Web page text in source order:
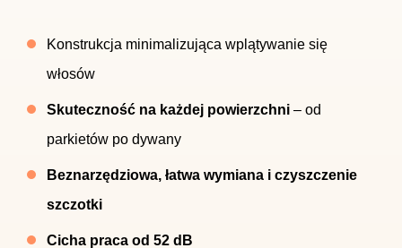
Konstrukcja minimalizująca wplątywanie się
włosów
Skuteczność na każdej powierzchni – od
parkietów po dywany
Beznarzędziowa, łatwa wymiana i czyszczenie
szczotki
Cicha praca od 52 dB